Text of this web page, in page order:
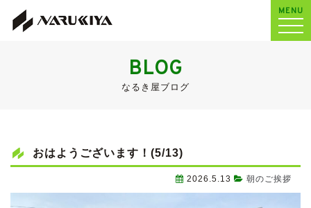
MENU
BLOG
なるき屋ブログ
おはようございます！(5/13)
2026.5.13 朝のご挨拶